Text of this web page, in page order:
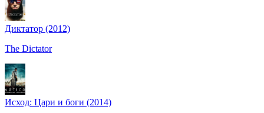
Диктатор (2012)
The Dictator
Исход: Цари и боги (2014)